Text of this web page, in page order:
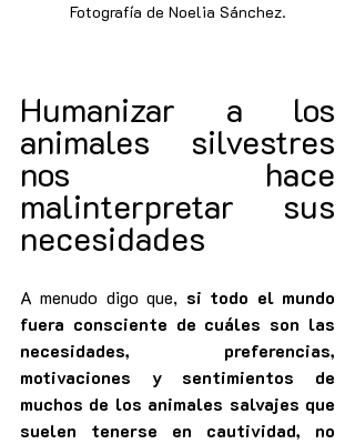
Fotografía de Noelia Sánchez.
Humanizar a los
animales silvestres
nos hace
malinterpretar sus
necesidades
A menudo digo que, si todo el mundo
fuera consciente de cuáles son las
necesidades, preferencias,
motivaciones y sentimientos de
muchos de los animales salvajes que
suelen tenerse en cautividad, no